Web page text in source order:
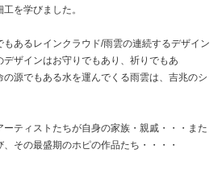
を学びました。
あるレインクラウド/雨雲の連続するデザイン
ザインはお守りでもあり、祈りでもあ
源でもある水を運んでくる雨雲は、吉兆のシ
ーティストたちが自身の家族・親戚・・・また
その最盛期のホピの作品たち・・・・